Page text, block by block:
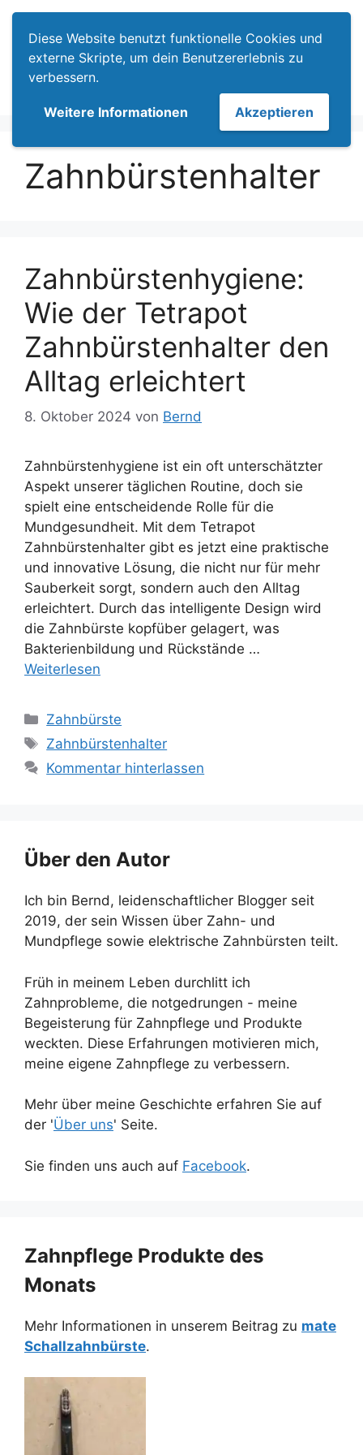
Diese Website benutzt funktionelle Cookies und
externe Skripte, um dein Benutzererlebnis zu
verbessern.
Weitere Informationen Akzeptieren
Zum
Inhalt
springen
Zahnbürstenhalter
Zahnbürstenhygiene:
Wie der Tetrapot
Zahnbürstenhalter den
Alltag erleichtert
8. Oktober 2024 von Bernd
Zahnbürstenhygiene ist ein oft unterschätzter
Aspekt unserer täglichen Routine, doch sie
spielt eine entscheidende Rolle für die
Mundgesundheit. Mit dem Tetrapot
Zahnbürstenhalter gibt es jetzt eine praktische
und innovative Lösung, die nicht nur für mehr
Sauberkeit sorgt, sondern auch den Alltag
erleichtert. Durch das intelligente Design wird
die Zahnbürste kopfüber gelagert, was
Bakterienbildung und Rückstände …
Weiterlesen
Kategorien
Zahnbürste
Schlagwörter
Zahnbürstenhalter
Kommentar hinterlassen
Über den Autor
Ich bin Bernd, leidenschaftlicher Blogger seit
2019, der sein Wissen über Zahn- und
Mundpflege sowie elektrische Zahnbürsten teilt.
Früh in meinem Leben durchlitt ich
Zahnprobleme, die notgedrungen - meine
Begeisterung für Zahnpflege und Produkte
weckten. Diese Erfahrungen motivieren mich,
meine eigene Zahnpflege zu verbessern.
Mehr über meine Geschichte erfahren Sie auf
der 'Über uns' Seite.
Sie finden uns auch auf Facebook.
Zahnpflege Produkte des
Monats
Mehr Informationen in unserem Beitrag zu mate
Schallzahnbürste.